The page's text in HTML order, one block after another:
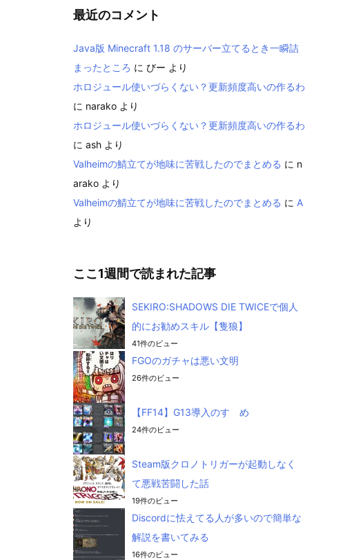
最近のコメント
Java版 Minecraft 1.18 のサーバー立てるとき一瞬詰
まったところ に びー より
ホロジュール使いづらくない？更新頻度高いの作るわ
に narako より
ホロジュール使いづらくない？更新頻度高いの作るわ
に ash より
Valheimの鯖立てが地味に苦戦したのでまとめる に n
arako より
Valheimの鯖立てが地味に苦戦したのでまとめる に A
より
ここ1週間で読まれた記事
SEKIRO:SHADOWS DIE TWICEで個人
的にお勧めスキル【隻狼】
41件のビュー
FGOのガチャは悪い文明
26件のビュー
【FF14】G13導入のすゝめ
24件のビュー
Steam版クロノトリガーが起動しなく
て悪戦苦闘した話
19件のビュー
Discordに怯えてる人が多いので簡単な
解説を書いてみる
16件のビュー